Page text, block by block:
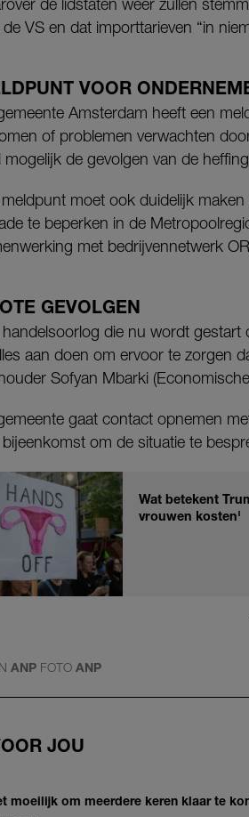
VS en dat importtarieven “in
VOOR
Amsterdam heeft een
of problemen verwachten
mogelijk de gevolgen van de
moet ook duidelijk
te beperken in de
met bedrijvennetwerk
GEVOLGEN
handelsoorlog die nu wordt
aan doen om ervoor te zorgen
Sofyan Mbarki
gaat contact opnemen
om de situatie te
Wat betekent
vrouwen kosten'
ANP FOTO ANP
JOU
moeilijk om meerdere keren klaar te